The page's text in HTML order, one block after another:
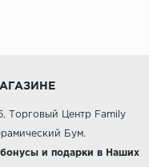
Торговый Центр Family
Бум.
и подарки в Наших